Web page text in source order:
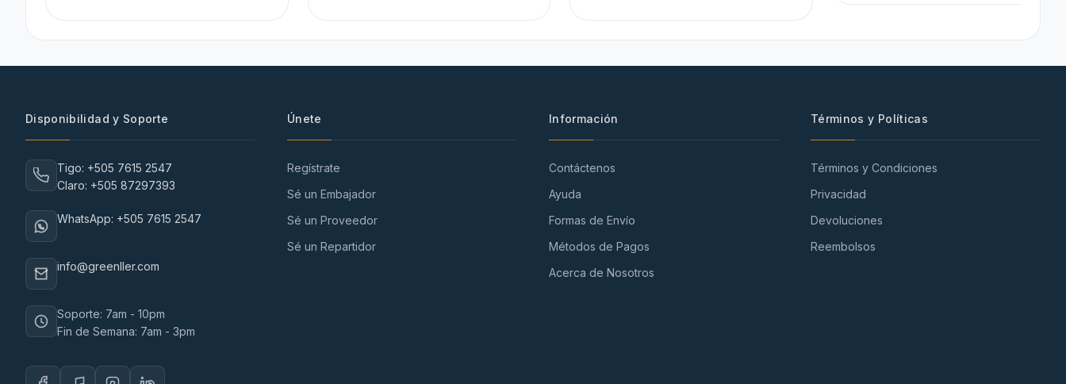
Disponibilidad y Soporte
Tigo: +505 7615 2547
Claro: +505 87297393
WhatsApp: +505 7615 2547
info@greenller.com
Soporte: 7am - 10pm
Fin de Semana: 7am - 3pm
Únete
Regístrate
Sé un Embajador
Sé un Proveedor
Sé un Repartidor
Información
Contáctenos
Ayuda
Formas de Envío
Métodos de Pagos
Acerca de Nosotros
Términos y Políticas
Términos y Condiciones
Privacidad
Devoluciones
Reembolsos